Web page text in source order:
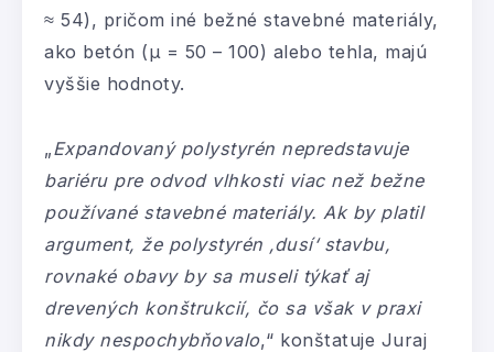
≈ 54), pričom iné bežné stavebné materiály,
ako betón (μ = 50 – 100) alebo tehla, majú
vyššie hodnoty.
„Expandovaný polystyrén nepredstavuje
bariéru pre odvod vlhkosti viac než bežne
používané stavebné materiály. Ak by platil
argument, že polystyrén ‚dusí‘ stavbu,
rovnaké obavy by sa museli týkať aj
drevených konštrukcií, čo sa však v praxi
nikdy nespochybňovalo,“ konštatuje Juraj